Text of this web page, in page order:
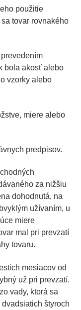
použitie
tovar rovnakého
bola akosť alebo
vzorky alebo
miere alebo
predpisov.
za nižšiu
dohodnutá, na
užívaním, u
miere
mal pri prevzatí
tovaru.
mesiacov od
už pri prevzatí.
vady, ktorá sa
štyroch